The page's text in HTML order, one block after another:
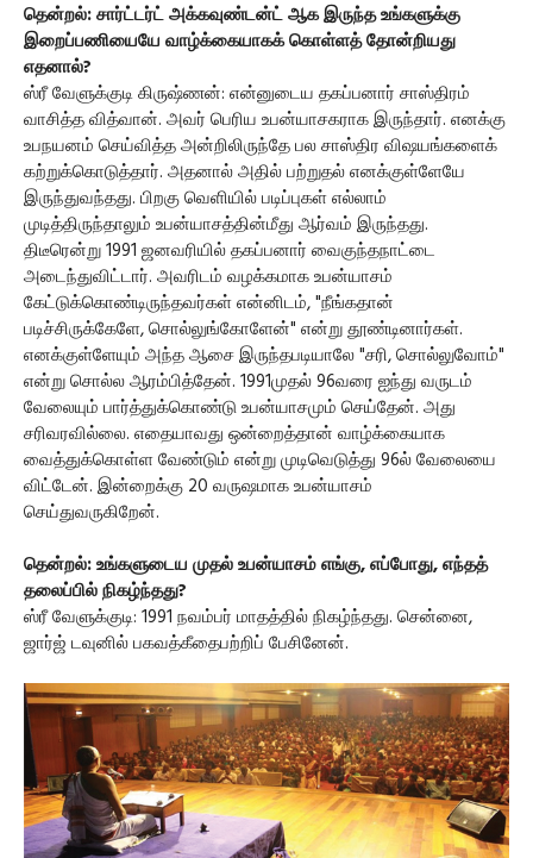
தென்றல்: சார்ட்டர்ட் அக்கவுண்டன்ட் ஆக இருந்த உங்களுக்கு
இறைப்பணியையே வாழ்க்கையாகக் கொள்ளத் தோன்றியது
எதனால்?
ஸ்ரீ வேளுக்குடி கிருஷ்ணன்: என்னுடைய தகப்பனார் சாஸ்திரம்
வாசித்த வித்வான். அவர் பெரிய உபன்யாசகராக இருந்தார். எனக்கு
உபநயனம் செய்வித்த அன்றிலிருந்தே பல சாஸ்திர விஷயங்களைக்
கற்றுக்கொடுத்தார். அதனால் அதில் பற்றுதல் எனக்குள்ளேயே
இருந்துவந்தது. பிறகு வெளியில் படிப்புகள் எல்லாம்
முடித்திருந்தாலும் உபன்யாசத்தின்மீது ஆர்வம் இருந்தது.
திடீரென்று 1991 ஜனவரியில் தகப்பனார் வைகுந்தநாட்டை
அடைந்துவிட்டார். அவரிடம் வழக்கமாக உபன்யாசம்
கேட்டுக்கொண்டிருந்தவர்கள் என்னிடம், "நீங்கதான்
படிச்சிருக்கேளே, சொல்லுங்கோளேன்" என்று தூண்டினார்கள்.
எனக்குள்ளேயும் அந்த ஆசை இருந்தபடியாலே "சரி, சொல்லுவோம்"
என்று சொல்ல ஆரம்பித்தேன். 1991முதல் 96வரை ஐந்து வருடம்
வேலையும் பார்த்துக்கொண்டு உபன்யாசமும் செய்தேன். அது
சரிவரவில்லை. எதையாவது ஒன்றைத்தான் வாழ்க்கையாக
வைத்துக்கொள்ள வேண்டும் என்று முடிவெடுத்து 96ல் வேலையை
விட்டேன். இன்றைக்கு 20 வருஷமாக உபன்யாசம்
செய்துவருகிறேன்.
தென்றல்: உங்களுடைய முதல் உபன்யாசம் எங்கு, எப்போது, எந்தத்
தலைப்பில் நிகழ்ந்தது?
ஸ்ரீ வேளுக்குடி: 1991 நவம்பர் மாதத்தில் நிகழ்ந்தது. சென்னை,
ஜார்ஜ் டவுனில் பகவத்கீதைபற்றிப் பேசினேன்.